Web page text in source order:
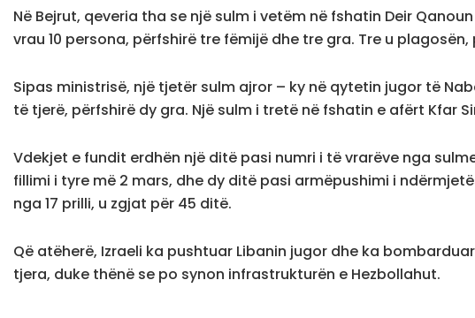
Në Bejrut, qeveria tha se një sulm i vetëm në fshatin Deir
vrau 10 persona, përfshirë tre fëmijë dhe tre gra. Tre u
Sipas ministrisë, një tjetër sulm ajror – ky në qytetin jugor të
të tjerë, përfshirë dy gra. Një sulm i tretë në fshatin e afërt Kfar
Vdekjet e fundit erdhën një ditë pasi numri i të vrarëve nga
fillimi i tyre më 2 mars, dhe dy ditë pasi armëpushimi i
nga 17 prilli, u zgjat për 45 ditë.
Që atëherë, Izraeli ka pushtuar Libanin jugor dhe ka
tjera, duke thënë se po synon infrastrukturën e Hezbollahut.